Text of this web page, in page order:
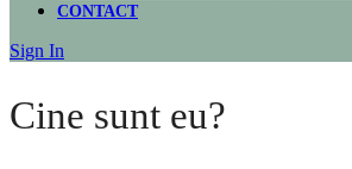
CONTACT
Sign In
Cine sunt eu?